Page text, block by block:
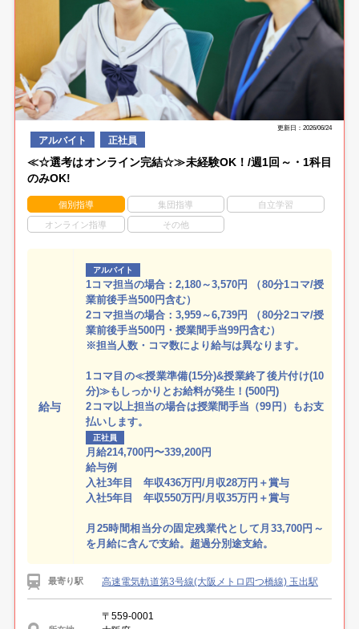
更新日：2026/06/24
アルバイト 正社員
≪☆選考はオンライン完結☆≫未経験OK！/週1回～・1科目
のみOK!
個別指導 集団指導 自立学習
オンライン指導 その他
給与
アルバイト
1コマ担当の場合：2,180～3,570円 （80分1コマ/授
業前後手当500円含む）
2コマ担当の場合：3,959～6,739円 （80分2コマ/授
業前後手当500円・授業間手当99円含む）
※担当人数・コマ数により給与は異なります。
1コマ目の≪授業準備(15分)&授業終了後片付け(10
分)≫もしっかりとお給料が発生！(500円)
2コマ以上担当の場合は授業間手当（99円）もお支
払いします。
正社員
月給214,700円〜339,200円
給与例
入社3年目 年収436万円/月収28万円＋賞与
入社5年目 年収550万円/月収35万円＋賞与
月25時間相当分の固定残業代として月33,700円～
を月給に含んで支給。超過分別途支給。
最寄り駅 高速電気軌道第3号線(大阪メトロ四つ橋線) 玉出駅
〒559-0001